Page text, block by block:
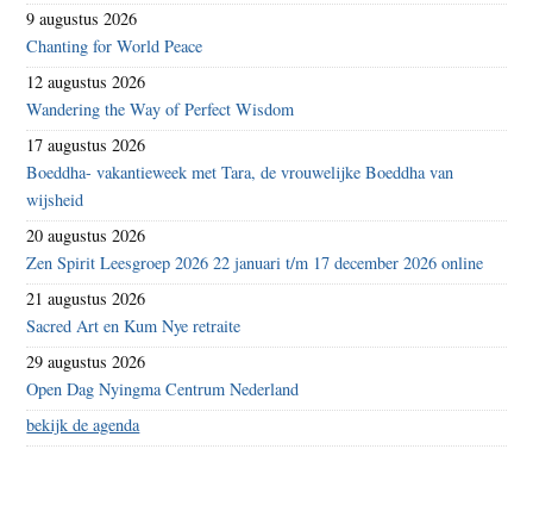
9 augustus 2026
Chanting for World Peace
12 augustus 2026
Wandering the Way of Perfect Wisdom
17 augustus 2026
Boeddha- vakantieweek met Tara, de vrouwelijke Boeddha van
wijsheid
20 augustus 2026
Zen Spirit Leesgroep 2026 22 januari t/m 17 december 2026 online
21 augustus 2026
Sacred Art en Kum Nye retraite
29 augustus 2026
Open Dag Nyingma Centrum Nederland
bekijk de agenda